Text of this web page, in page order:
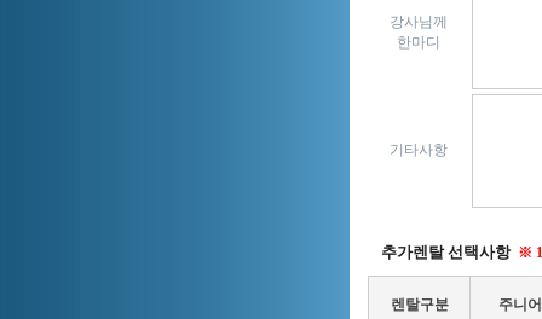
강사님께
한마디
기타사항
추가렌탈 선택사항 ※ 1
렌탈구분 주니